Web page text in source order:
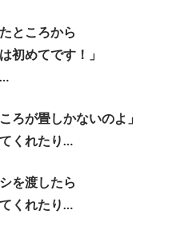
ところから
初めてです！」
ろが畳しかないのよ」
くれたり…
を渡したら
くれたり…